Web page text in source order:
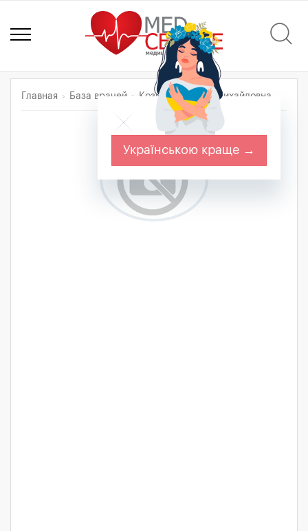
Главная База врачей Козицкая Янина Михайловна
Українською краще →